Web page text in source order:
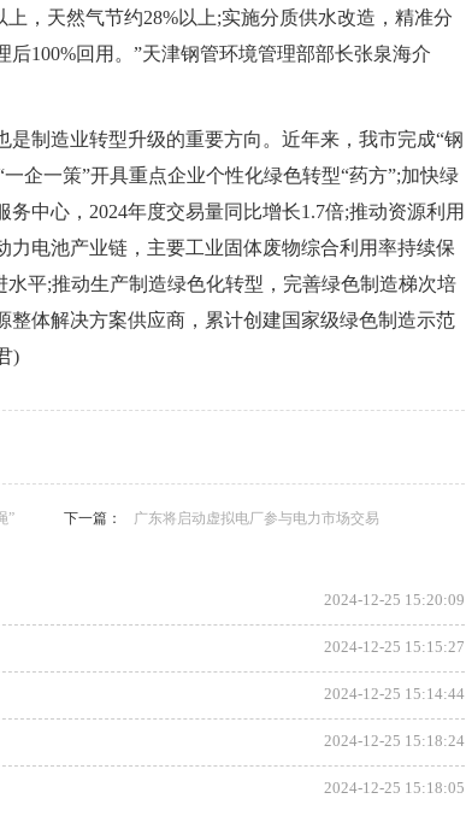
，天然气节约28%以上;实施分质供水改造，精准分
100%回用。”天津钢管环境管理部部长张泉海介
制造业转型升级的重要方向。近年来，我市完成“钢
企一策”开具重点企业个性化绿色转型“药方”;加快绿
中心，2024年度交易量同比增长1.7倍;推动资源利用
电池产业链，主要工业固体废物综合利用率持续保
平;推动生产制造绿色化转型，完善绿色制造梯次培
整体解决方案供应商，累计创建国家级绿色制造示范
)
国内，健康，产业资讯，房产，体育。
” 下一篇： 广东将启动虚拟电厂参与电力市场交易
2024-12-25 15:20:09
2024-12-25 15:15:27
2024-12-25 15:14:44
2024-12-25 15:18:24
2024-12-25 15:18:05